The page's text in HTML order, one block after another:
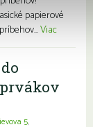
papierové
Viac
5,